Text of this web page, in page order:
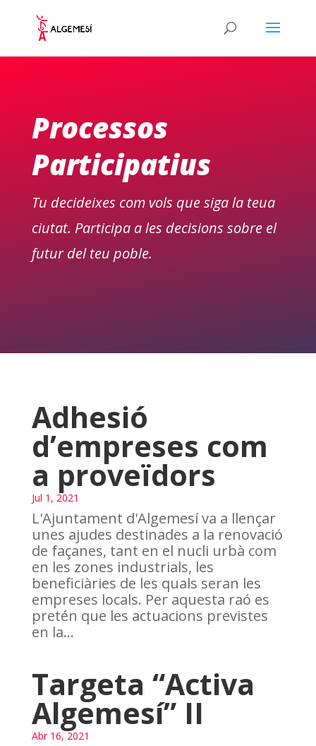
Processos
Participatius
Tu decideixes com vols que siga la teua
ciutat. Participa a les decisions sobre el
futur del teu poble.
Adhesió
d’empreses com
a proveïdors
Jul 1, 2021
L'Ajuntament d'Algemesí va a llençar
unes ajudes destinades a la renovació
de façanes, tant en el nucli urbà com
en les zones industrials, les
beneficiàries de les quals seran les
empreses locals. Per aquesta raó es
pretén que les actuacions previstes
en la...
Targeta “Activa
Algemesí” II
Abr 16, 2021